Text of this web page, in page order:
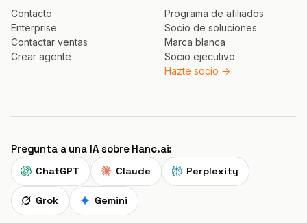
Contacto
Enterprise
Contactar ventas
Crear agente
Programa de afiliados
Socio de soluciones
Marca blanca
Socio ejecutivo
Hazte socio →
Pregunta a una IA sobre Hanc.ai:
ChatGPT Claude Perplexity
Grok Gemini